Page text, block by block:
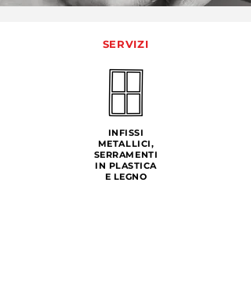
SERVIZI
INFISSI
METALLICI,
SERRAMENTI
IN PLASTICA
E LEGNO